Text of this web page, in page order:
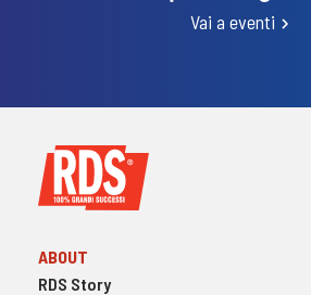
Vai a eventi
ABOUT
RDS Story